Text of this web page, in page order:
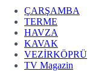
ÇARŞAMBA
TERME
HAVZA
KAVAK
VEZİRKÖPRÜ
TV Magazin